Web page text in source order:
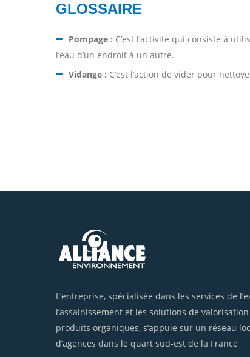
GLOSSAIRE
Pompage : C’est l’activité qui consiste à
l’eau d’un endroit à un autre.
Vidange : C’est l’action de vider pour
L’entreprise, spécialisée dans les services de
l’assainissement et les solutions de
produits organiques, s’appuie sur un réseau
d’agences dans le quart sud-est de la France